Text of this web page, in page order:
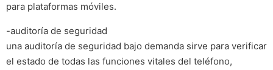
para plataformas móviles.
-auditoría de seguridad
una auditoría de seguridad bajo demanda sirve para verificar
el estado de todas las funciones vitales del teléfono,